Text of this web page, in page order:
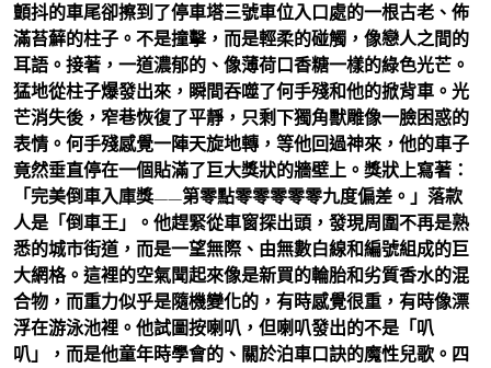
顫抖的車尾卻擦到了停車塔三號車位入口處的一根古老、佈
滿苔蘚的柱子。不是撞擊，而是輕柔的碰觸，像戀人之間的
耳語。接著，一道濃郁的、像薄荷口香糖一樣的綠色光芒。
猛地從柱子爆發出來，瞬間吞噬了何手殘和他的掀背車。光
芒消失後，窄巷恢復了平靜，只剩下獨角獸雕像一臉困惑的
表情。何手殘感覺一陣天旋地轉，等他回過神來，他的車子
竟然垂直停在一個貼滿了巨大獎狀的牆壁上。獎狀上寫著：
「完美倒車入庫獎——第零點零零零零零九度偏差。」落款
人是「倒車王」。他趕緊從車窗探出頭，發現周圍不再是熟
悉的城市街道，而是一望無際、由無數白線和編號組成的巨
大網格。這裡的空氣聞起來像是新買的輪胎和劣質香水的混
合物，而重力似乎是隨機變化的，有時感覺很重，有時像漂
浮在游泳池裡。他試圖按喇叭，但喇叭發出的不是「叭
叭」，而是他童年時學會的、關於泊車口訣的魔性兒歌。四